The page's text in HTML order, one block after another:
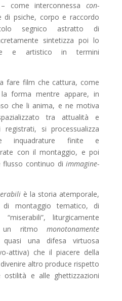
come interconnessacon-
di psiche, corpo e raccordo
segnico astratto di
sintetizza poi lo
e artistico in termini
fare film che cattura, come
forma mentre appare, in
che li anima, e ne motiva
tra attualità e
si processualizza
inquadrature finite e
con il montaggio, e poi
flusso continuo diimmagine-
è la storia atemporale,
di montaggio tematico, di
liturgicamente
un ritmomonotonamente
una difesa virtuosa
attiva) che il piacere della
altro produce rispetto
ostilità e alle ghettizzazioni